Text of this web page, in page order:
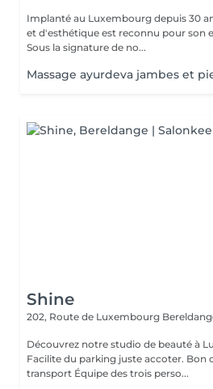
Implanté au Luxembourg depuis 30
et d'esthétique est reconnu pour son
Sous la signature de no...
Massage ayurdeva jambes et
Shine
202, Route de Luxembourg
Découvrez notre studio de beauté à
Facilite du parking juste accoter.
transport Équipe des trois perso...